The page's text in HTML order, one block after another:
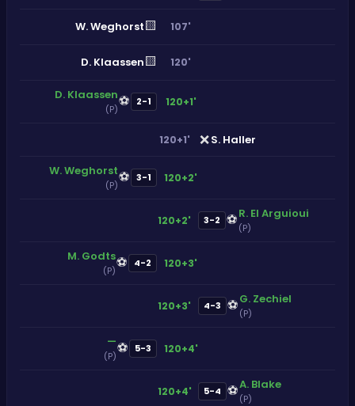
W. Weghorst🟨 107'
D. Klaassen🟨 120'
D. Klaassen
(P)⚽ 2-1 120+1'
120+1' ❌S. Haller
W. Weghorst
(P)⚽ 3-1 120+2'
120+2' 3-2 ⚽R. El Arguioui
(P)
M. Godts
(P)⚽ 4-2 120+3'
120+3' 4-3 ⚽G. Zechiel
(P)
—
(P)⚽ 5-3 120+4'
120+4' 5-4 ⚽A. Blake
(P)